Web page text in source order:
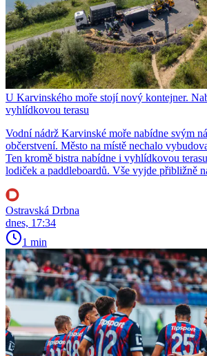
U Karvinského moře stojí nový kontejner.
vyhlídkovou terasu
Vodní nádrž Karvinské moře nabídne svým
občerstvení. Město na místě nechalo
Ten kromě bistra nabídne i vyhlídkovou
lodiček a paddleboardů. Vše vyjde přibližně
Ostravská Drbna
dnes, 17:34
1 min